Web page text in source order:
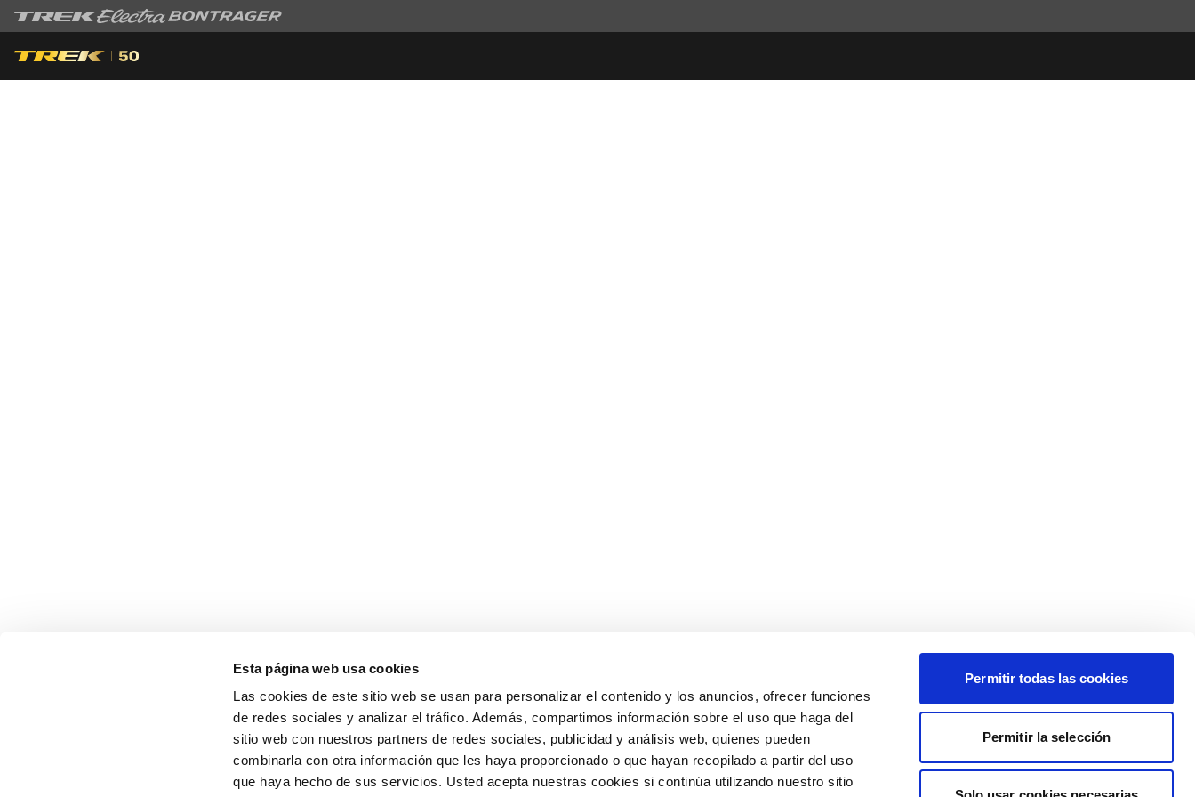
Esta página web usa cookies
Las cookies de este sitio web se usan para personalizar el contenido y los anuncios, ofrecer funciones
de redes sociales y analizar el tráfico. Además, compartimos información sobre el uso que haga del
sitio web con nuestros partners de redes sociales, publicidad y análisis web, quienes pueden
combinarla con otra información que les haya proporcionado o que hayan recopilado a partir del uso
que haya hecho de sus servicios. Usted acepta nuestras cookies si continúa utilizando nuestro sitio
Permitir todas las cookies
Permitir la selección